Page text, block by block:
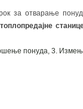
за отварање
понуда, 3.